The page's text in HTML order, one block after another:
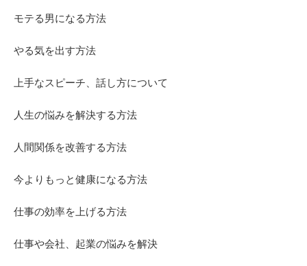
モテる男になる方法
やる気を出す方法
上手なスピーチ、話し方について
人生の悩みを解決する方法
人間関係を改善する方法
今よりもっと健康になる方法
仕事の効率を上げる方法
仕事や会社、起業の悩みを解決